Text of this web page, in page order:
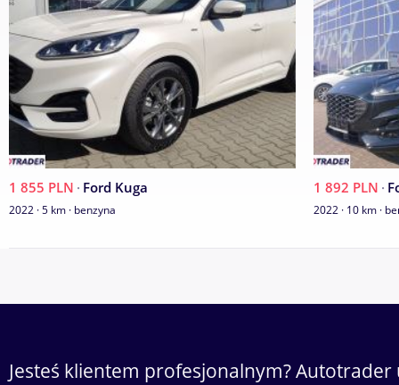
1 855 PLN · Ford Kuga
2022 · 5 km · benzyna
1 892 PLN ·
2022 · 10 km ·
Jesteś klientem profesjonalnym?